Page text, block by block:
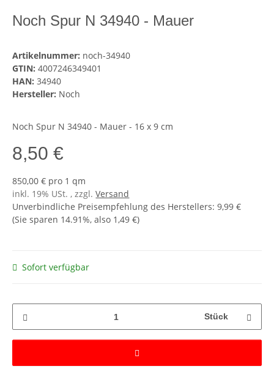
Noch Spur N 34940 - Mauer
Artikelnummer: noch-34940
GTIN: 4007246349401
HAN: 34940
Hersteller: Noch
Noch Spur N 34940 - Mauer - 16 x 9 cm
8,50 €
850,00 € pro 1 qm
inkl. 19% USt. , zzgl.Versand
Unverbindliche Preisempfehlung des Herstellers:9,99 €
(Sie sparen 14.91%, also 1,49 €)
Sofort verfügbar
Stück